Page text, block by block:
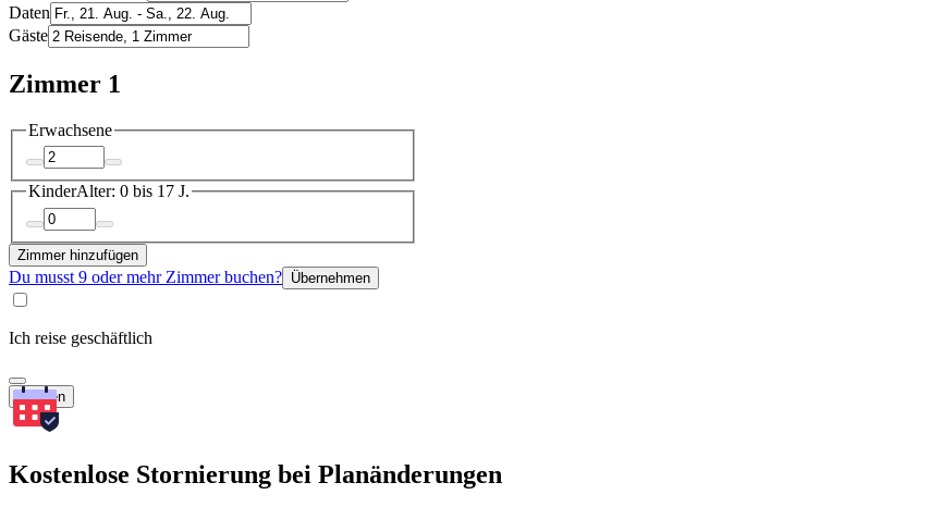
Daten
Gäste
Zimmer 1
Erwachsene
KinderAlter: 0 bis 17 J.
Zimmer hinzufügen
Du musst 9 oder mehr Zimmer buchen? Übernehmen
Ich reise geschäftlich
Suchen
Kostenlose Stornierung bei Planänderungen